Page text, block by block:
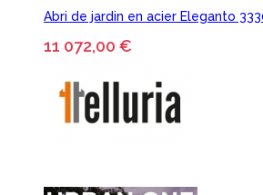
Abri de jardin en acier Eleganto
11 072,00 €